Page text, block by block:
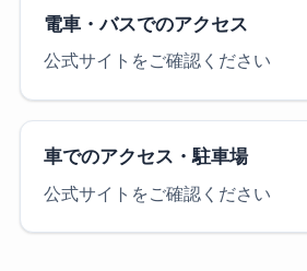
電車・バスでのアクセス
公式サイトをご確認ください
車でのアクセス・駐車場
公式サイトをご確認ください